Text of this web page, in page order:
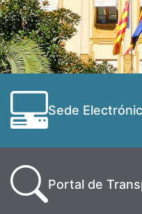
Sede
Portal de